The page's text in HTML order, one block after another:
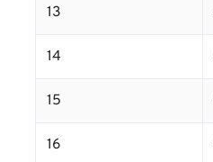
13
14
15
16